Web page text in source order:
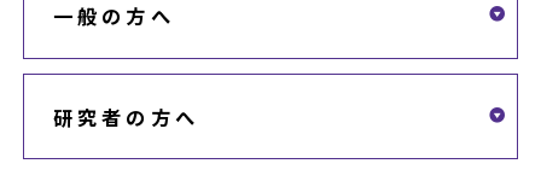
一般の方へ
研究者の方へ